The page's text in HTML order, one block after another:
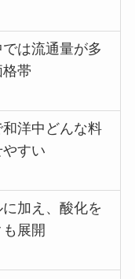
は流通量が多
格帯
洋中どんな料
すい
加え、酸化を
展開